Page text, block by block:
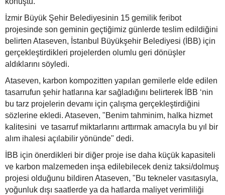
İzmir Büyük Şehir Belediyesinin 15 gemilik feribot
projesinde son geminin geçtiğimiz günlerde teslim edildiğini
belirten Ataseven, İstanbul Büyükşehir Belediyesi (İBB) için
gerçekleştirdikleri projelerden olumlu geri dönüşler
aldıklarını söyledi.
Ataseven, karbon kompozitten yapılan gemilerle elde edilen
tasarrufun şehir hatlarına kar sağladığını belirterek İBB ‘nin
bu tarz projelerin devamı için çalışma gerçekleştirdiğini
sözlerine ekledi. Ataseven, "Benim tahminim, halka hizmet
kalitesini ve tasarruf miktarlarını arttırmak amacıyla bu yıl bir
alım ihalesi açılabilir yönünde" dedi.
İBB için önerdikleri bir diğer proje ise daha küçük kapasiteli
ve karbon malzemeden inşa edilebilecek deniz taksi/dolmuş
projesi olduğunu bildiren Ataseven, "Bu tekneler vasıtasıyla,
yoğunluk dışı saatlerde ya da hatlarda maliyet verimliliği